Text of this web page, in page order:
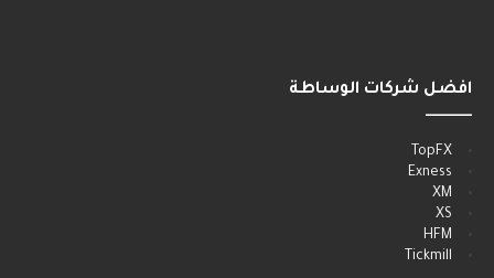
افضل شركات الوساطة
______
TopFX
Exness
XM
XS
HFM
Tickmill